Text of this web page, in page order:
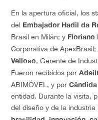
En la apertura oficial, los
del Embajador Hadil da
Brasil en Milán; y Floriano
Corporativa de
Velloso, Gerente de
Fueron recibidos por
ABIMÓVEL, y por
entidad. Durante la visita,
del diseño y de la